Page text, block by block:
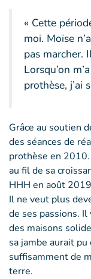
« Cette
moi. Moïse
pas marcher.
Lorsqu’on
prothèse, j’ai
Grâce au soutien
des séances de
prothèse en
au fil de sa
HHH en août
Il ne veut plus
de ses passions.
des maisons
sa jambe aurait pu
suffisamment de
terre.